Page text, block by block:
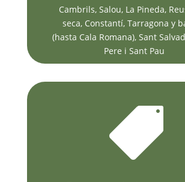
Cambrils, Salou, La Pineda,
seca, Constantí, Tarragona y
(hasta Cala Romana), Sant
Pere i Sant Pau
